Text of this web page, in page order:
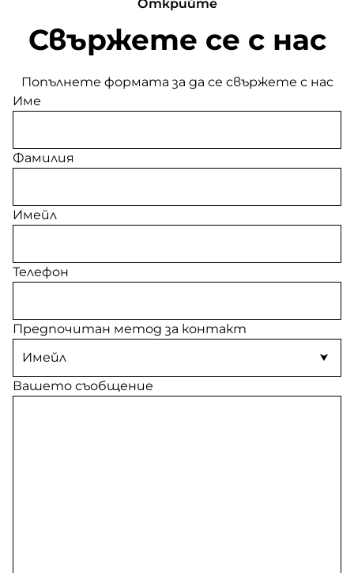
Открийте
Свържете се с нас
Попълнете формата за да се свържете с нас
Име
Фамилия
Имейл
Телефон
Предпочитан метод за контакт
Вашето съобщение